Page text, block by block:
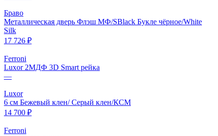
Браво
Металлическая дверь Флэш МФ/SBlack Букле чёрное/White
Silk
17 726 ₽
Ferroni
Luxor 2МДФ 3D Smart рейка
—
Luxor
6 см Бежевый клен/ Серый клен/КСМ
14 700 ₽
Ferroni